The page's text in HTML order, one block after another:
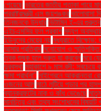
পেয়েছে ভারতের জাতীয় পতাকা পায়ে
পররাষ্ট্রমন্ত্রী এস জয়শঙ্কর ভালোবাসা
তিনজনকে উদ্ধার ভিটামিন ই-এর গুরুত্ব
এইচএসসির ফল প্রকাশ মদ্যপ অবস্থায়
ইউনূসের মেয়ের নয় মধ্যরাতে বিক্ষোভ:
আসার প্রতিবাদ মনোযোগ ও স্মৃতিশক্তি
ত্বক শুষ্ক হলে দ্রুত যা করবেন মরে
দুরবস্থা মহাকাশে ৯ মাস বন্দী: সবচেয়ে
ক্ষমা প্রার্থনা" মাইগ্রেনে আক্রান্তরা
ওজনের আলু মাঠে লুটিয়ে পড়ার পর
ব্যানক্রফটের নাক ও কাঁধ ভেঙেছে
মানচিত্র এবং তথ্য সংশোধনের বিষয়টি